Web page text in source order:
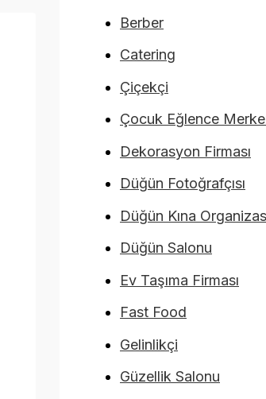
Berber
Catering
Çiçekçi
Çocuk Eğlence
Dekorasyon Firması
Düğün Fotoğrafçısı
Düğün Kına
Düğün Salonu
Ev Taşıma Firması
Fast Food
Gelinlikçi
Güzellik Salonu